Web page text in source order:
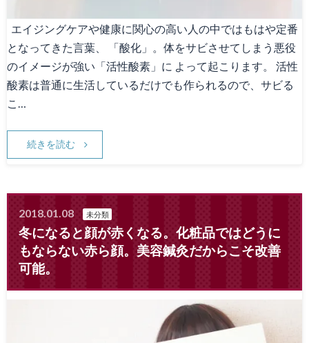
エイジングケアや健康に関心の高い人の中ではもはや定番
となってきた言葉、 「酸化」。体をサビさせてしまう悪役
のイメージが強い「活性酸素」に よって起こります。 活性
酸素は普通に生活しているだけでも作られるので、サビる
こ…
続きを読む
2018.01.08 未分類
冬になると顔が赤くなる。化粧品ではどうに
もならない赤ら顔。美容鍼灸だからこそ改善
可能。